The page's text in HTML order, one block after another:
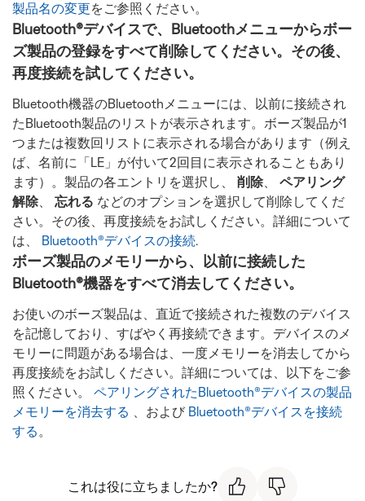
製品名の変更をご参照ください。
Bluetooth®デバイスで、Bluetoothメニューからボー
ズ製品の登録をすべて削除してください。その後、
再度接続を試してください。
Bluetooth機器のBluetoothメニューには、以前に接続され
たBluetooth製品のリストが表示されます。ボーズ製品が1
つまたは複数回リストに表示される場合があります（例え
ば、名前に「LE」が付いて2回目に表示されることもあり
ます）。製品の各エントリを選択し、 削除、 ペアリング
解除、 忘れる などのオプションを選択して削除してくだ
さい。その後、再度接続をお試しください。詳細について
は、 Bluetooth®デバイスの接続.
ボーズ製品のメモリーから、以前に接続した
Bluetooth®機器をすべて消去してください。
お使いのボーズ製品は、直近で接続された複数のデバイス
を記憶しており、すばやく再接続できます。デバイスのメ
モリーに問題がある場合は、一度メモリーを消去してから
再度接続をお試しください。詳細については、以下をご参
照ください。 ペアリングされたBluetooth®デバイスの製品
メモリーを消去する
、および Bluetooth®デバイスを接続
する 。
これは役に立ちましたか?